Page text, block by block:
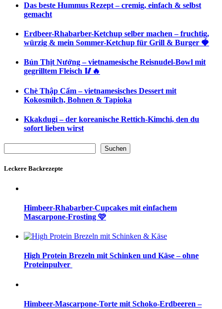
Das beste Hummus Rezept – cremig, einfach & selbst
gemacht
Erdbeer-Rhabarber-Ketchup selber machen – fruchtig,
würzig & mein Sommer-Ketchup für Grill & Burger 🍓
Bún Thịt Nướng – vietnamesische Reisnudel-Bowl mit
gegrilltem Fleisch 🥢🔥
Chè Thập Cẩm – vietnamesisches Dessert mit
Kokosmilch, Bohnen & Tapioka
Kkakdugi – der koreanische Rettich-Kimchi, den du
sofort lieben wirst
Suchen
Leckere Backrezepte
Himbeer-Rhabarber-Cupcakes mit einfachem
Mascarpone-Frosting 🩷
High Protein Brezeln mit Schinken und Käse – ohne
Proteinpulver
Himbeer-Mascarpone-Torte mit Schoko-Erdbeeren –